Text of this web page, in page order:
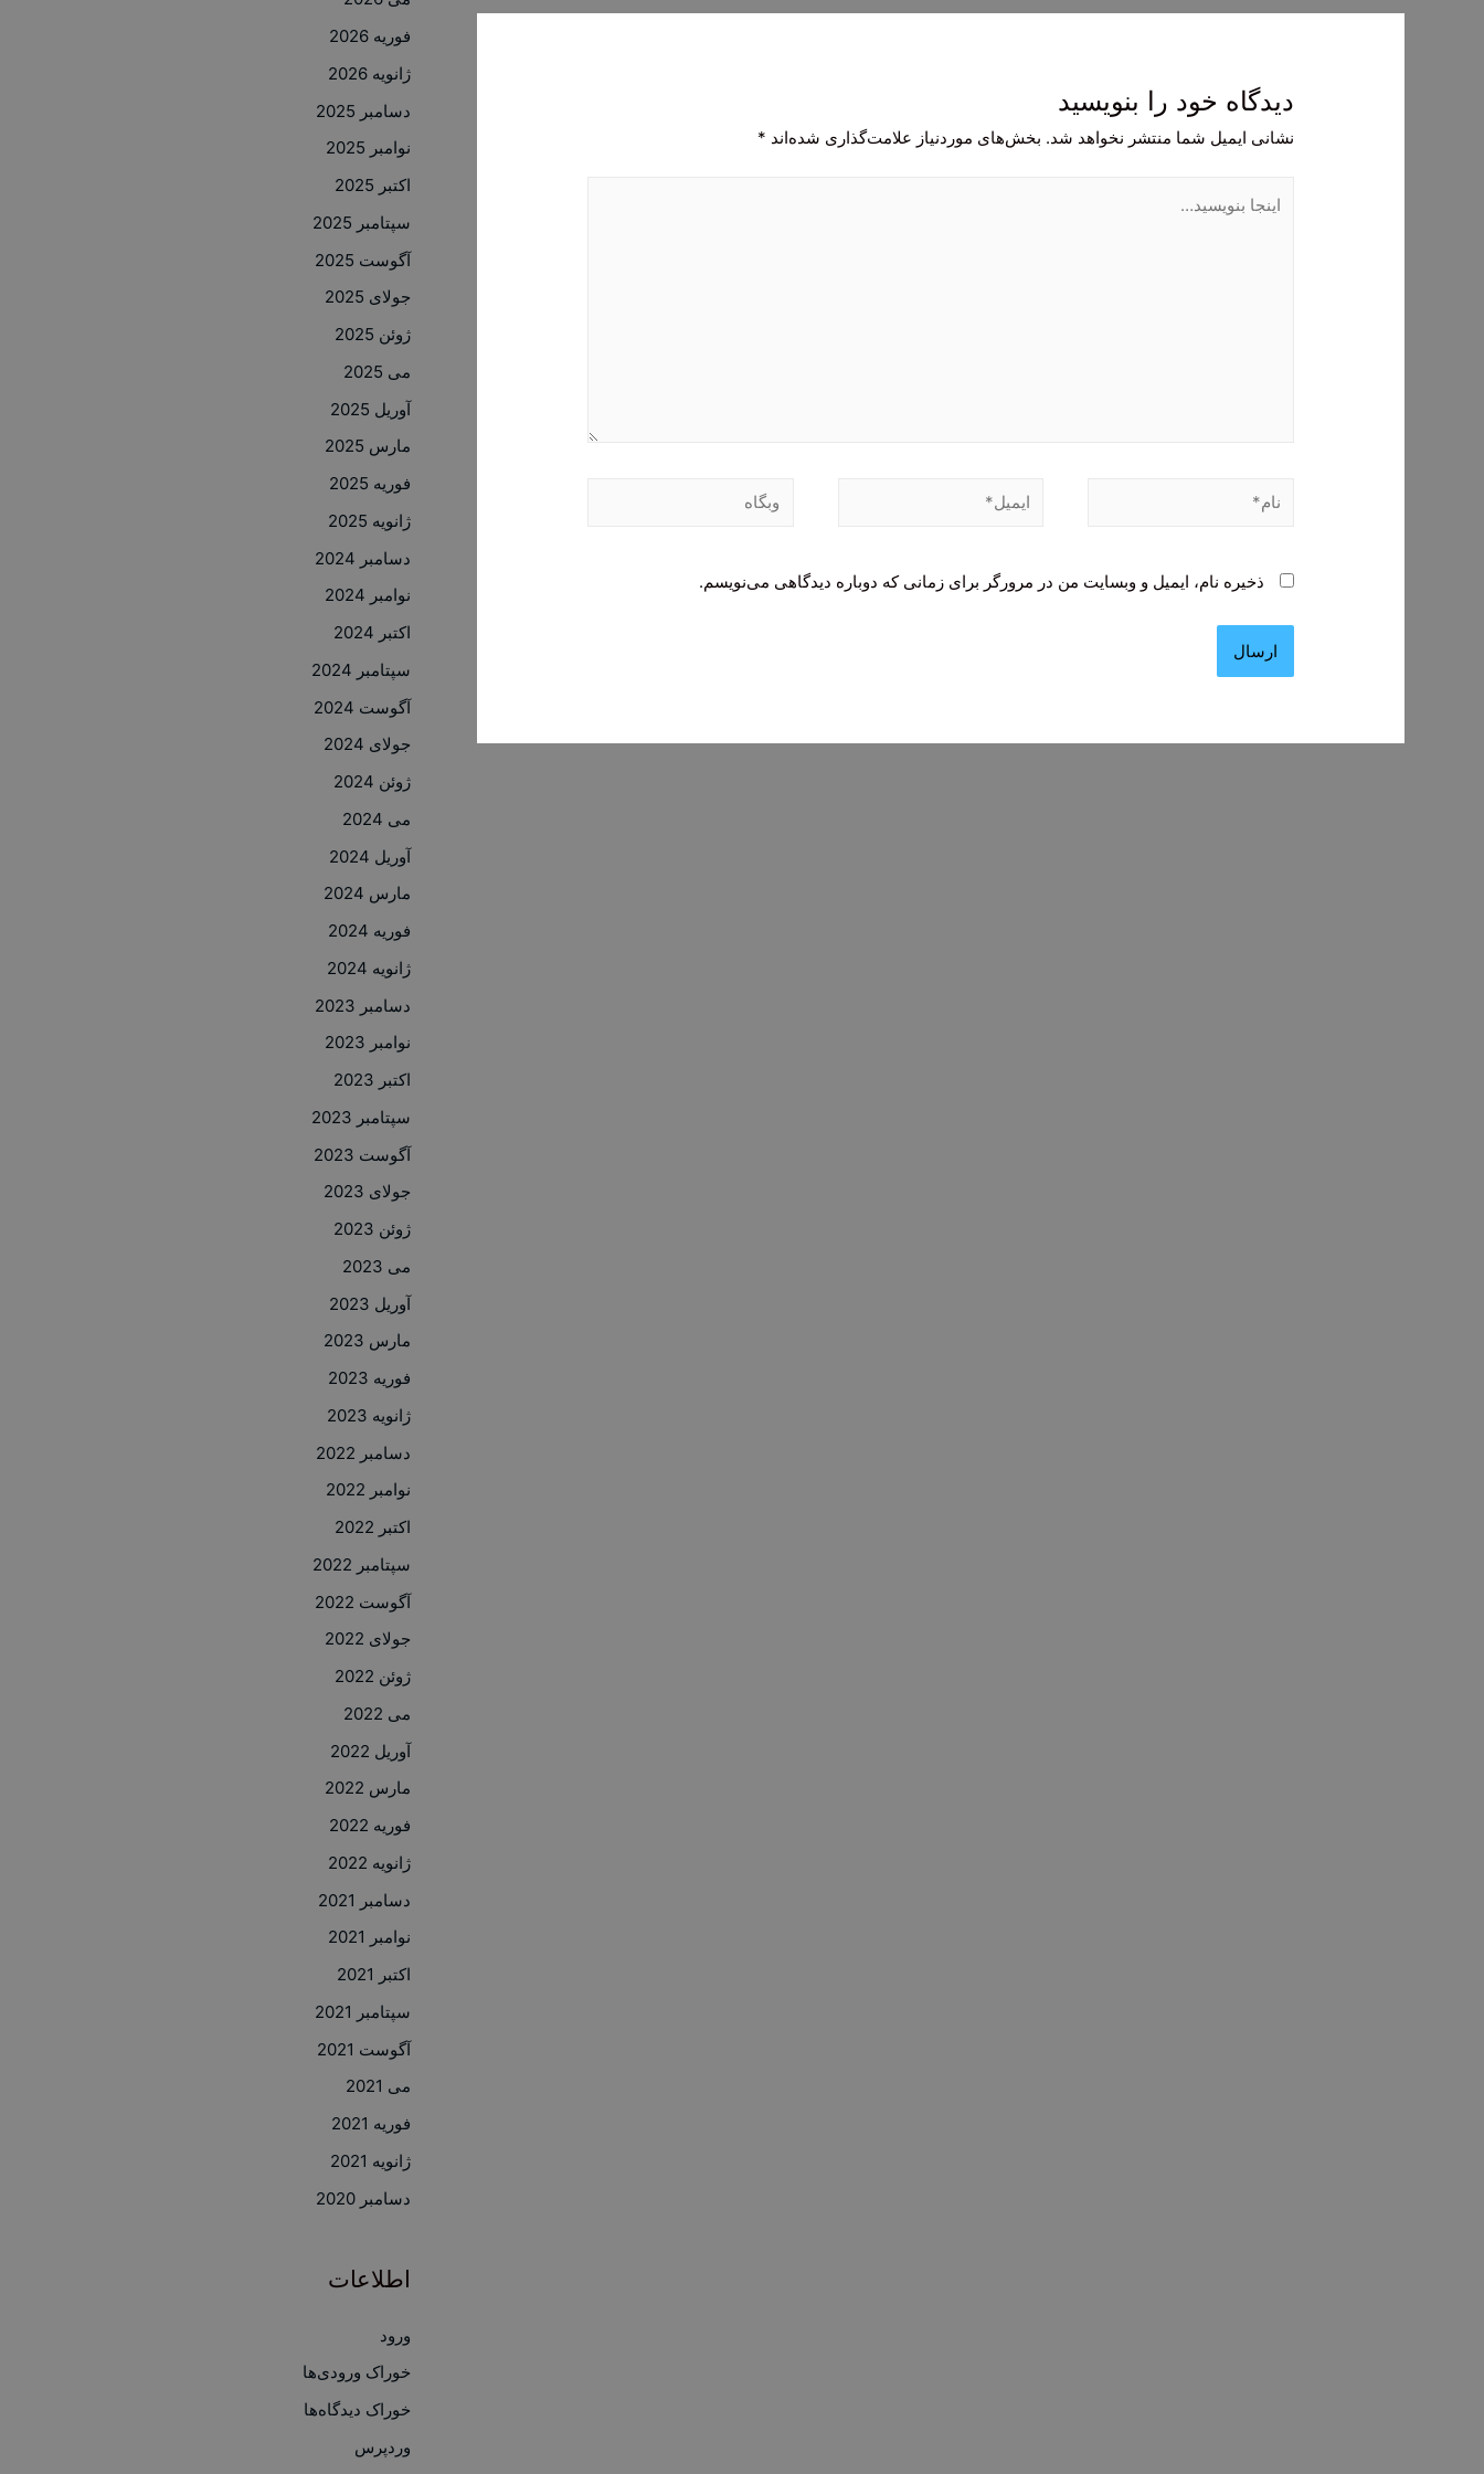
دیدگاه‌ خود را بنویسید
نشانی ایمیل شما منتشر نخواهد شد. بخش‌های موردنیاز علامت‌گذاری شده‌اند *
بنویسید…
نام* ایمیل* وبگاه
ذخیره نام، ایمیل و وبسایت من در مرورگر برای زمانی که دوباره دیدگاهی می‌نویسم.
فوریه 2026
ژانویه 2026
دسامبر 2025
نوامبر 2025
اکتبر 2025
سپتامبر 2025
آگوست 2025
جولای 2025
ژوئن 2025
می 2025
آوریل 2025
مارس 2025
فوریه 2025
ژانویه 2025
دسامبر 2024
نوامبر 2024
اکتبر 2024
سپتامبر 2024
آگوست 2024
جولای 2024
ژوئن 2024
می 2024
آوریل 2024
مارس 2024
فوریه 2024
ژانویه 2024
دسامبر 2023
نوامبر 2023
اکتبر 2023
سپتامبر 2023
آگوست 2023
جولای 2023
ژوئن 2023
می 2023
آوریل 2023
مارس 2023
فوریه 2023
ژانویه 2023
دسامبر 2022
نوامبر 2022
اکتبر 2022
سپتامبر 2022
آگوست 2022
جولای 2022
ژوئن 2022
می 2022
آوریل 2022
مارس 2022
فوریه 2022
ژانویه 2022
دسامبر 2021
نوامبر 2021
اکتبر 2021
سپتامبر 2021
آگوست 2021
می 2021
فوریه 2021
ژانویه 2021
دسامبر 2020
اطلاعات
ورود
خوراک ورودی‌ها
خوراک دیدگاه‌ها
وردپرس